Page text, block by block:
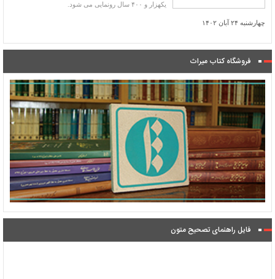
یکهزار و ۴۰۰ سال رونمایی می شود.
چهارشنبه ۲۴ آبان ۱۴۰۲
فروشگاه کتاب میراث
فایل راهنمای تصحیح متون